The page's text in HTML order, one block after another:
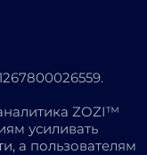
ZOZI™
усиливать
а пользователям